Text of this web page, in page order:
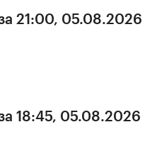
21:00, 05.08.2026
18:45, 05.08.2026